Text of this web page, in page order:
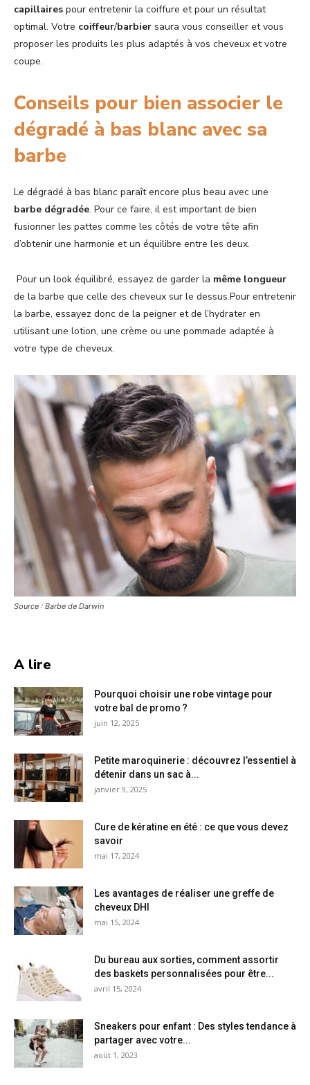
capillaires pour entretenir la coiffure et pour un résultat
optimal. Votre coiffeur/barbier saura vous conseiller et vous
proposer les produits les plus adaptés à vos cheveux et votre
coupe.
Conseils pour bien associer le
dégradé à bas blanc avec sa
barbe
Le dégradé à bas blanc paraît encore plus beau avec une
barbe dégradée. Pour ce faire, il est important de bien
fusionner les pattes comme les côtés de votre tête afin
d’obtenir une harmonie et un équilibre entre les deux.
Pour un look équilibré, essayez de garder la même longueur
de la barbe que celle des cheveux sur le dessus.Pour entretenir
la barbe, essayez donc de la peigner et de l’hydrater en
utilisant une lotion, une crème ou une pommade adaptée à
votre type de cheveux.
Source : Barbe de Darwin
A lire
Pourquoi choisir une robe vintage pour
votre bal de promo ?
juin 12, 2025
Petite maroquinerie : découvrez l’essentiel à
détenir dans un sac à...
janvier 9, 2025
Cure de kératine en été : ce que vous devez
savoir
mai 17, 2024
Les avantages de réaliser une greffe de
cheveux DHI
mai 15, 2024
Du bureau aux sorties, comment assortir
des baskets personnalisées pour être...
avril 15, 2024
Sneakers pour enfant : Des styles tendance à
partager avec votre...
août 1, 2023